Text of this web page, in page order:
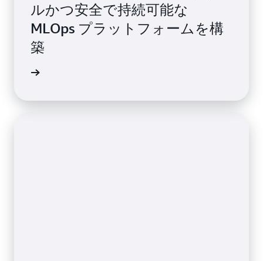
ルかつ安全で持続可能な
MLOps プラットフォームを構
築